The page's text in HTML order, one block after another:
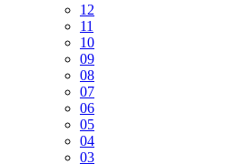
12
11
10
09
08
07
06
05
04
03